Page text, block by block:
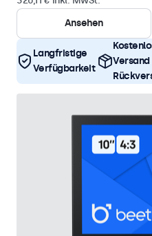
Ansehen
Langfristige
Verfügbarkeit
Versand